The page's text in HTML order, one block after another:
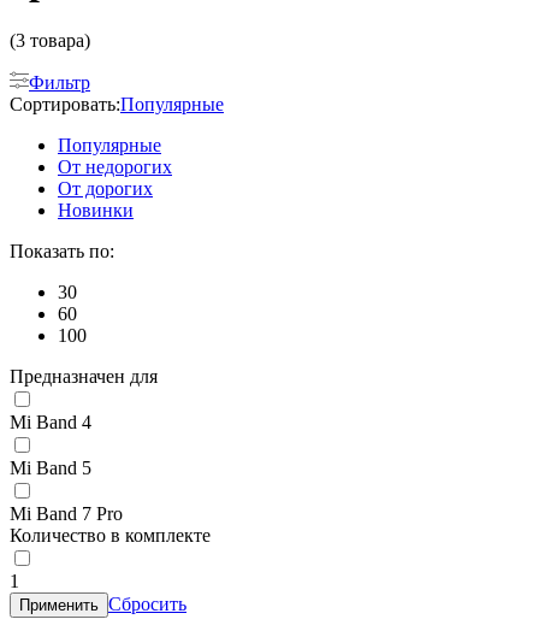
(3 товара)
Фильтр
Сортировать:Популярные
Популярные
От недорогих
От дорогих
Новинки
Показать по:
30
60
100
Предназначен для
Mi Band 4
Mi Band 5
Mi Band 7 Pro
Количество в комплекте
1
Применить Сбросить